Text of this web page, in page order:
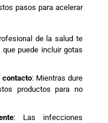
pasos para acelerar
de la salud te
puede incluir gotas
contacto: Mientras dure
productos para no
: Las infecciones